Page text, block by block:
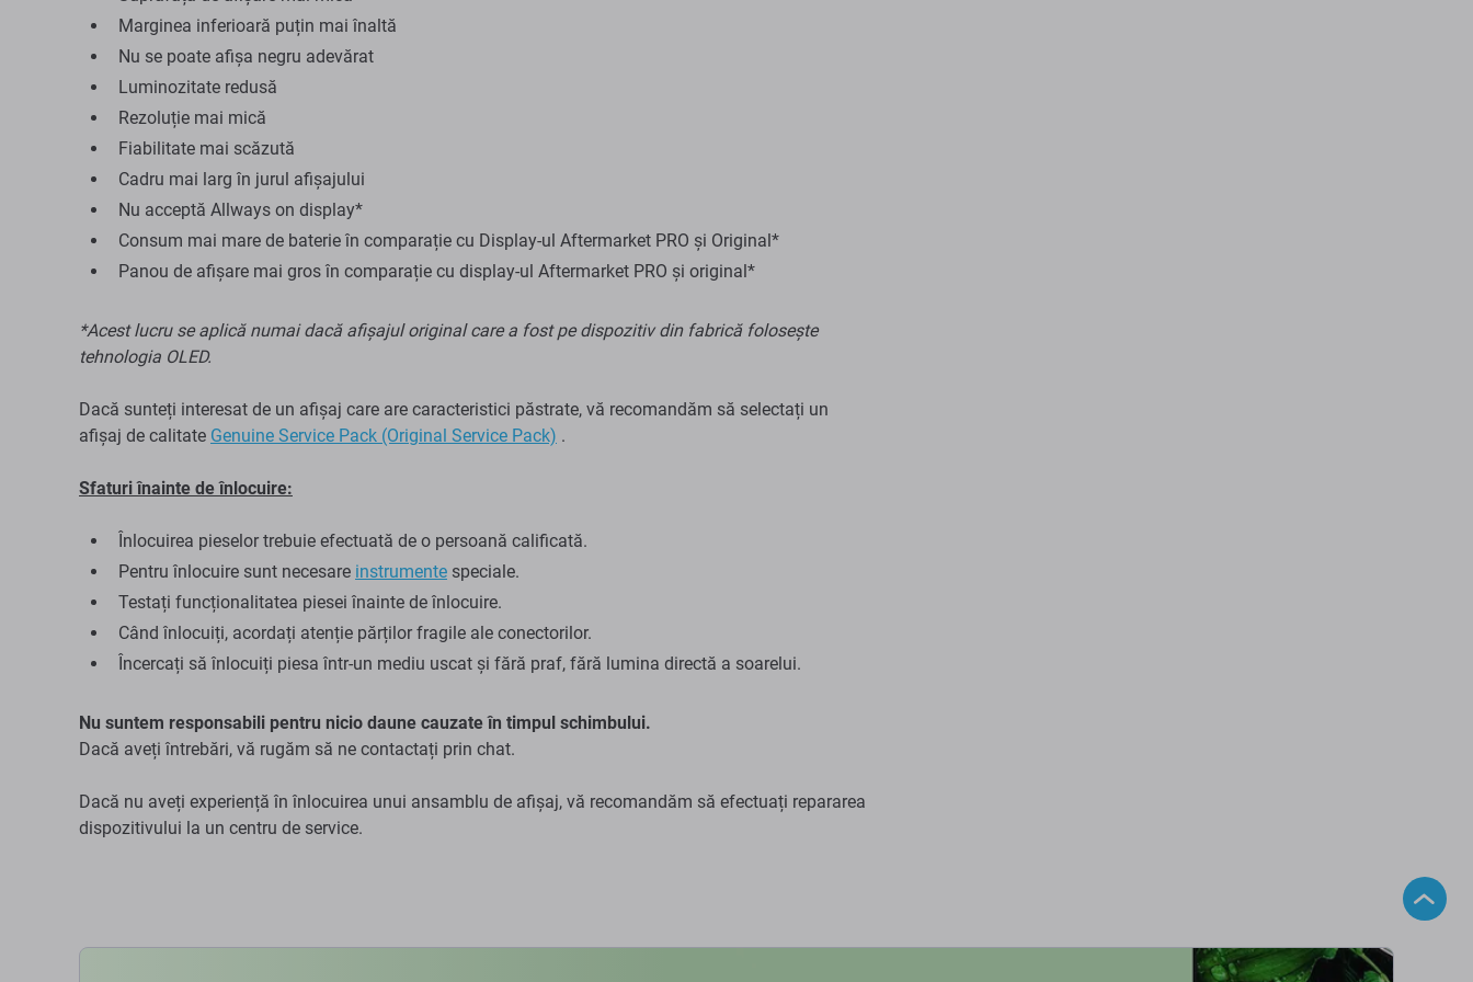
Marginea inferioară puțin mai înaltă
Nu se poate afișa negru adevărat
Luminozitate redusă
Rezoluție mai mică
Fiabilitate mai scăzută
Cadru mai larg în jurul afișajului
Nu acceptă Allways on display*
Consum mai mare de baterie în comparație cu Display-ul Aftermarket PRO și Original*
Panou de afișare mai gros în comparație cu display-ul Aftermarket PRO și original*
*Acest lucru se aplică numai dacă afișajul original care a fost pe dispozitiv din fabrică folosește
tehnologia OLED.
Dacă sunteți interesat de un afișaj care are caracteristici păstrate, vă recomandăm să selectați un
afișaj de calitate Genuine Service Pack (Original Service Pack) .
Sfaturi înainte de înlocuire:
Înlocuirea pieselor trebuie efectuată de o persoană calificată.
Pentru înlocuire sunt necesare instrumente speciale.
Testați funcționalitatea piesei înainte de înlocuire.
Când înlocuiți, acordați atenție părților fragile ale conectorilor.
Încercați să înlocuiți piesa într-un mediu uscat și fără praf, fără lumina directă a soarelui.
Nu suntem responsabili pentru nicio daune cauzate în timpul schimbului.
Dacă aveți întrebări, vă rugăm să ne contactați prin chat.
Dacă nu aveți experiență în înlocuirea unui ansamblu de afișaj, vă recomandăm să efectuați repararea
dispozitivului la un centru de service.